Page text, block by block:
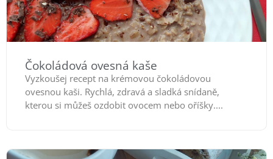
Čokoládová ovesná kaše
Vyzkoušej recept na krémovou čokoládovou
ovesnou kaši. Rychlá, zdravá a sladká snídaně,
kterou si můžeš ozdobit ovocem nebo oříšky....